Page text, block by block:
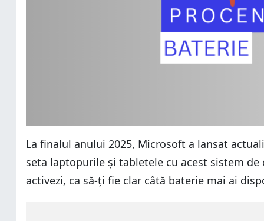
La finalul anului 2025, Microsoft a lansat
seta laptopurile și tabletele cu acest sistem
activezi, ca să-ți fie clar câtă baterie mai ai